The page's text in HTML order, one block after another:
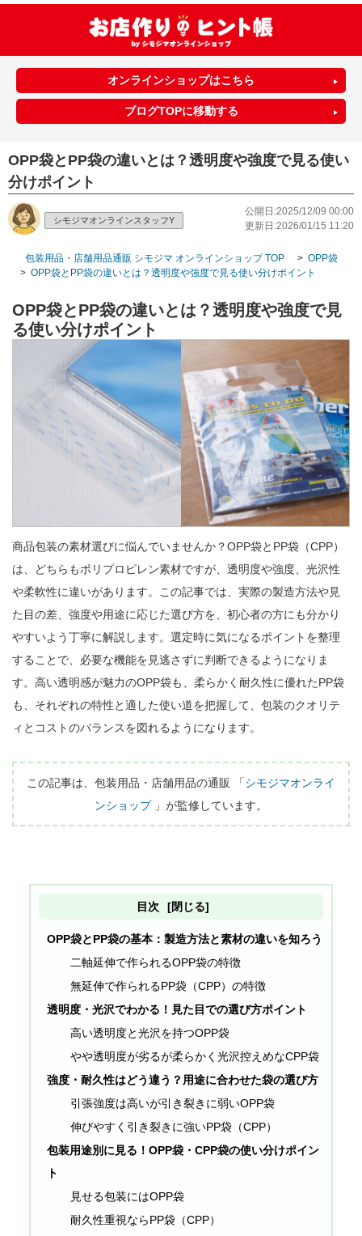
オンラインショップはこちら
ブログTOPに移動する
OPP袋とPP袋の違いとは？透明度や強度で見る使い
分けポイント
シモジマオンラインスタッフY
公開日:2025/12/09 00:00
更新日:2026/01/15 11:20
包装用品・店舗用品通販 シモジマ オンラインショップ TOP > OPP袋（透
> OPP袋とPP袋の違いとは？透明度や強度で見る使い分けポイント
OPP袋とPP袋の違いとは？透明度や強度で見
る使い分けポイント
商品包装の素材選びに悩んでいませんか？OPP袋とPP袋（CPP）
は、どちらもポリプロピレン素材ですが、透明度や強度、光沢性
や柔軟性に違いがあります。この記事では、実際の製造方法や見
た目の差、強度や用途に応じた選び方を、初心者の方にも分かり
やすいよう丁寧に解説します。選定時に気になるポイントを整理
することで、必要な機能を見逃さずに判断できるようになりま
す。高い透明感が魅力のOPP袋も、柔らかく耐久性に優れたPP袋
も、それぞれの特性と適した使い道を把握して、包装のクオリテ
ィとコストのバランスを図れるようになります。
この記事は、包装用品・店舗用品の通販 「シモジマオンライ
ンショップ 」が監修しています。
目次 [閉じる]
OPP袋とPP袋の基本：製造方法と素材の違いを知ろう
二軸延伸で作られるOPP袋の特徴
無延伸で作られるPP袋（CPP）の特徴
透明度・光沢でわかる！見た目での選び方ポイント
高い透明度と光沢を持つOPP袋
やや透明度が劣るが柔らかく光沢控えめなCPP袋
強度・耐久性はどう違う？用途に合わせた袋の選び方
引張強度は高いが引き裂きに弱いOPP袋
伸びやすく引き裂きに強いPP袋（CPP）
包装用途別に見る！OPP袋・CPP袋の使い分けポイン
ト
見せる包装にはOPP袋
耐久性重視ならPP袋（CPP）